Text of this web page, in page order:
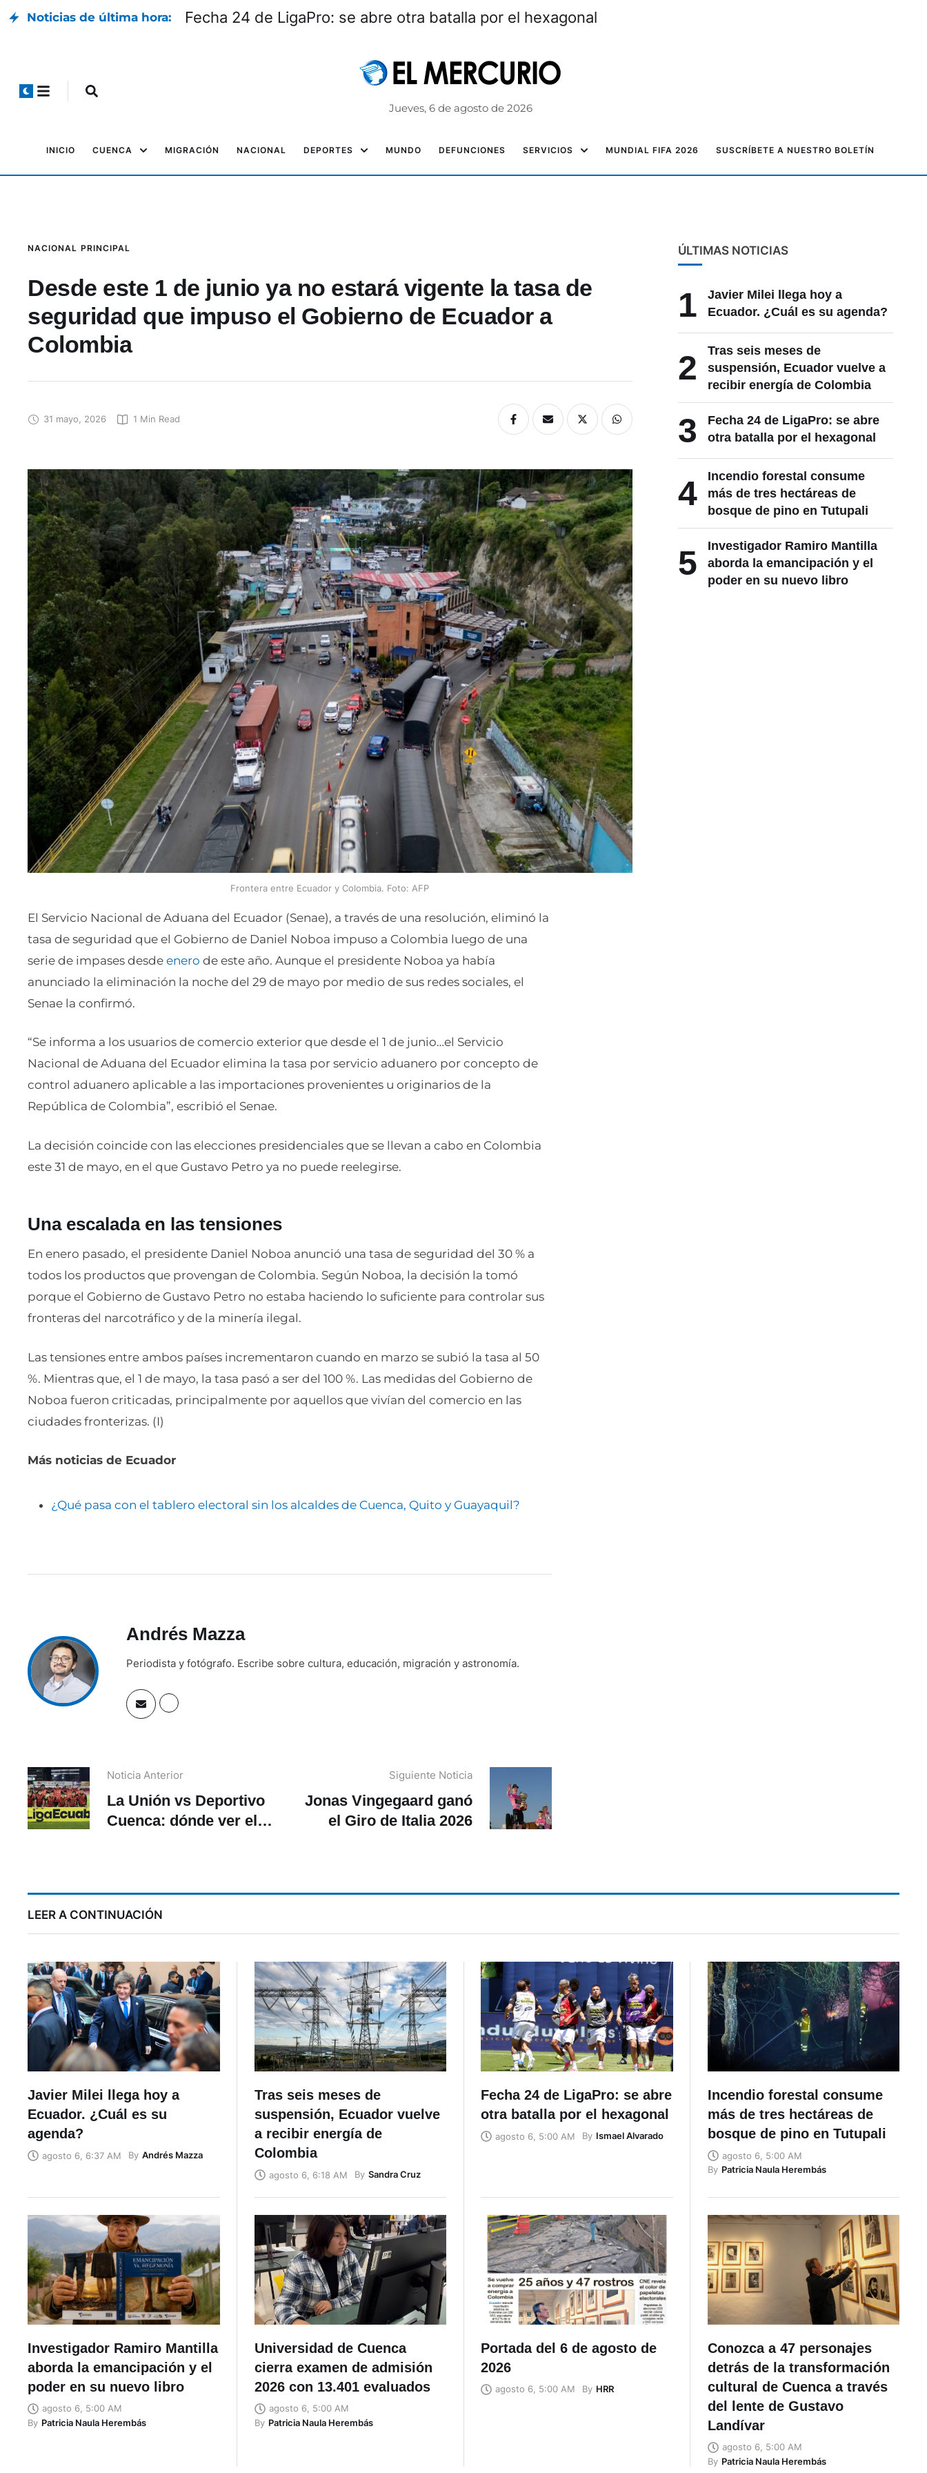
Noticias de última hora: Fecha 24 de LigaPro: se abre otra batalla por el hexagonal
Jueves, 6 de agosto de 2026
INICIO CUENCA MIGRACIÓN NACIONAL DEPORTES MUNDO DEFUNCIONES SERVICIOS MUNDIAL FIFA 2026 SUSCRÍBETE A NUESTRO BOLETÍN
NACIONAL PRINCIPAL
Desde este 1 de junio ya no estará vigente la tasa de
seguridad que impuso el Gobierno de Ecuador a
Colombia
31 mayo, 2026 1 Min Read
Frontera entre Ecuador y Colombia. Foto: AFP
El Servicio Nacional de Aduana del Ecuador (Senae), a través de una resolución, eliminó la
tasa de seguridad que el Gobierno de Daniel Noboa impuso a Colombia luego de una
serie de impases desde enero de este año. Aunque el presidente Noboa ya había
anunciado la eliminación la noche del 29 de mayo por medio de sus redes sociales, el
Senae la confirmó.
“Se informa a los usuarios de comercio exterior que desde el 1 de junio…el Servicio
Nacional de Aduana del Ecuador elimina la tasa por servicio aduanero por concepto de
control aduanero aplicable a las importaciones provenientes u originarios de la
República de Colombia”, escribió el Senae.
La decisión coincide con las elecciones presidenciales que se llevan a cabo en Colombia
este 31 de mayo, en el que Gustavo Petro ya no puede reelegirse.
Una escalada en las tensiones
En enero pasado, el presidente Daniel Noboa anunció una tasa de seguridad del 30 % a
todos los productos que provengan de Colombia. Según Noboa, la decisión la tomó
porque el Gobierno de Gustavo Petro no estaba haciendo lo suficiente para controlar sus
fronteras del narcotráfico y de la minería ilegal.
Las tensiones entre ambos países incrementaron cuando en marzo se subió la tasa al 50
%. Mientras que, el 1 de mayo, la tasa pasó a ser del 100 %. Las medidas del Gobierno de
Noboa fueron criticadas, principalmente por aquellos que vivían del comercio en las
ciudades fronterizas. (I)
Más noticias de Ecuador
¿Qué pasa con el tablero electoral sin los alcaldes de Cuenca, Quito y Guayaquil?
Andrés Mazza
Periodista y fotógrafo. Escribe sobre cultura, educación, migración y astronomía.
Noticia Anterior
La Unión vs Deportivo
Cuenca: dónde ver el
Siguiente Noticia
Jonas Vingegaard ganó
el Giro de Italia 2026
ÚLTIMAS NOTICIAS
1
Javier Milei llega hoy a
Ecuador. ¿Cuál es su agenda?
2
Tras seis meses de
suspensión, Ecuador vuelve a
recibir energía de Colombia
3
Fecha 24 de LigaPro: se abre
otra batalla por el hexagonal
4
Incendio forestal consume
más de tres hectáreas de
bosque de pino en Tutupali
5
Investigador Ramiro Mantilla
aborda la emancipación y el
poder en su nuevo libro
LEER A CONTINUACIÓN
Javier Milei llega hoy a
Ecuador. ¿Cuál es su
agenda?
agosto 6, 6:37 AM By Andrés Mazza
Tras seis meses de
suspensión, Ecuador vuelve
a recibir energía de
Colombia
agosto 6, 6:18 AM By Sandra Cruz
Fecha 24 de LigaPro: se abre
otra batalla por el hexagonal
agosto 6, 5:00 AM By Ismael Alvarado
Incendio forestal consume
más de tres hectáreas de
bosque de pino en Tutupali
agosto 6, 5:00 AM
By Patricia Naula Herembás
Investigador Ramiro Mantilla
aborda la emancipación y el
poder en su nuevo libro
agosto 6, 5:00 AM
By Patricia Naula Herembás
Universidad de Cuenca
cierra examen de admisión
2026 con 13.401 evaluados
agosto 6, 5:00 AM
By Patricia Naula Herembás
Portada del 6 de agosto de
2026
agosto 6, 5:00 AM By HRR
Conozca a 47 personajes
detrás de la transformación
cultural de Cuenca a través
del lente de Gustavo
Landívar
agosto 6, 5:00 AM
By Patricia Naula Herembás